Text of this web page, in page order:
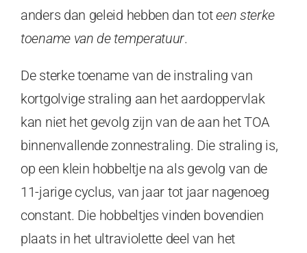
anders dan geleid hebben dan toteen sterke
toename van de temperatuur.
De sterke toename van de instraling van
kortgolvige straling aan het aardoppervlak
kan niet het gevolg zijn van de aan het TOA
binnenvallende zonnestraling. Die straling is,
op een klein hobbeltje na als gevolg van de
11-jarige cyclus, van jaar tot jaar nagenoeg
constant. Die hobbeltjes vinden bovendien
plaats in het ultraviolette deel van het